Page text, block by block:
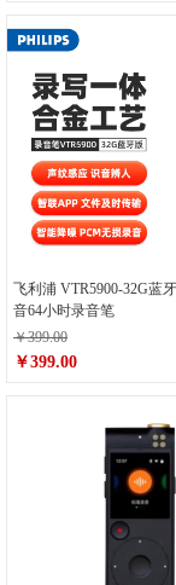
飞利浦 VTR5900-32G蓝
音64小时录音笔
￥399.00
￥399.00